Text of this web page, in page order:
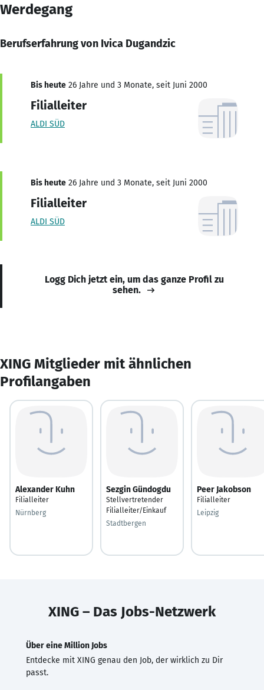
Werdegang
Berufserfahrung von Ivica Dugandzic
Bis heute 26 Jahre und 3 Monate, seit Juni 2000
Filialleiter
ALDI SÜD
Bis heute 26 Jahre und 3 Monate, seit Juni 2000
Filialleiter
ALDI SÜD
Logg Dich jetzt ein, um das ganze Profil zu
sehen.
XING Mitglieder mit ähnlichen
Profilangaben
Alexander Kuhn
Filialleiter
Nürnberg
Sezgin Gündogdu
Stellvertretender
Filialleiter/Einkauf
Stadtbergen
Peer Jakobson
Filialleiter
Leipzig
XING – Das Jobs-Netzwerk
Über eine Million Jobs
Entdecke mit XING genau den Job, der wirklich zu Dir
passt.